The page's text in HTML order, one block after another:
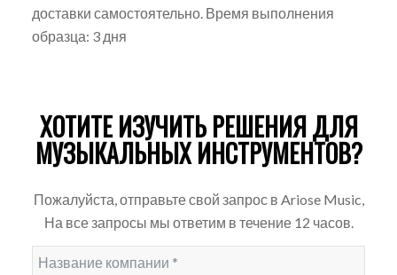
доставки самостоятельно. Время выполнения
образца: 3 дня
ХОТИТЕ ИЗУЧИТЬ РЕШЕНИЯ ДЛЯ
МУЗЫКАЛЬНЫХ ИНСТРУМЕНТОВ?
Пожалуйста, отправьте свой запрос в Ariose Music,
На все запросы мы ответим в течение 12 часов.